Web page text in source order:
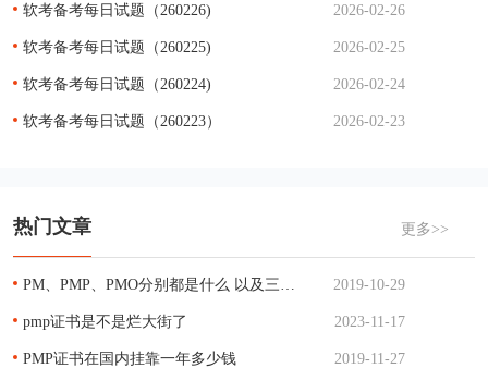
软考备考每日试题（260226) 2026-02-26
软考备考每日试题（260225) 2026-02-25
软考备考每日试题（260224) 2026-02-24
软考备考每日试题（260223） 2026-02-23
热门文章 更多>>
2019-10-29
pmp证书是不是烂大街了 2023-11-17
PMP证书在国内挂靠一年多少钱 2019-11-27